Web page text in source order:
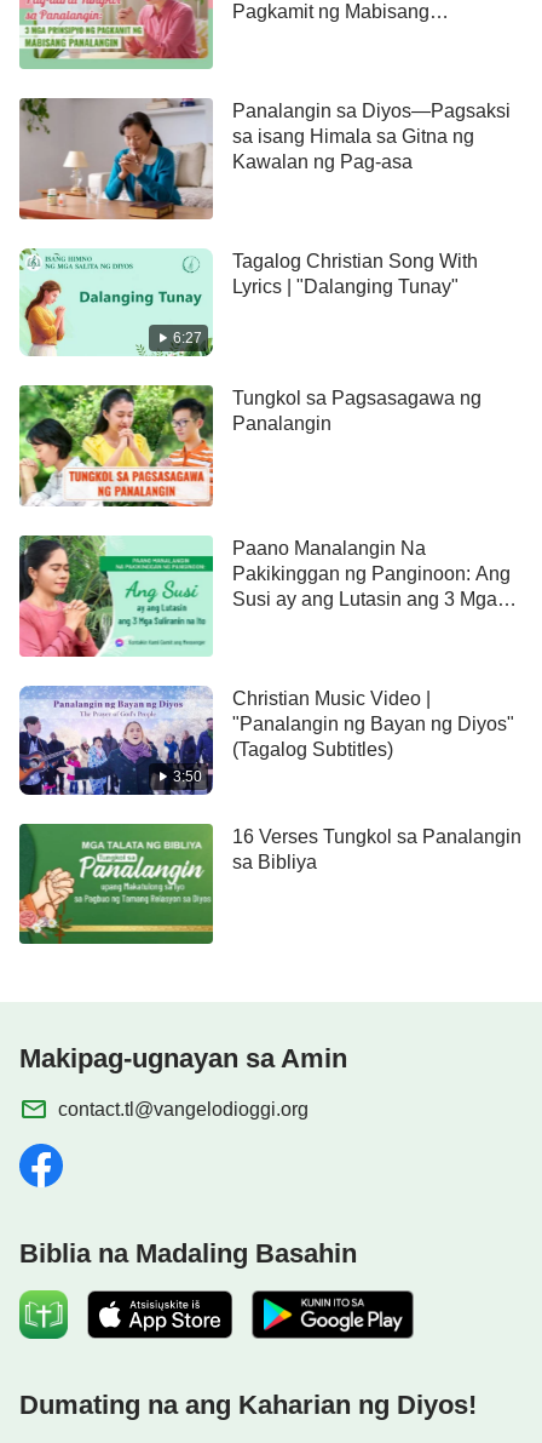
Pagkamit ng Mabisang
Panalangin sa Diyos—Pagsaksi
sa isang Himala sa Gitna ng
Kawalan ng Pag-asa
6:27
Tagalog Christian Song With
Lyrics | "Dalanging Tunay"
Tungkol sa Pagsasagawa ng
Panalangin
Paano Manalangin Na
Pakikinggan ng Panginoon: Ang
Susi ay ang Lutasin ang 3 Mga
3:50
Christian Music Video |
"Panalangin ng Bayan ng Diyos"
(Tagalog Subtitles)
16 Verses Tungkol sa Panalangin
sa Bibliya
Makipag-ugnayan sa Amin
contact.tl@vangelodioggi.org
Biblia na Madaling Basahin
Dumating na ang Kaharian ng Diyos!